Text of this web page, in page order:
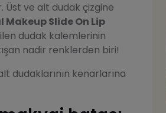
Üst ve alt dudak çizgine
Makeup Slide On Lip
dudak kalemlerinin
nadir renklerden biri!
dudaklarının kenarlarına